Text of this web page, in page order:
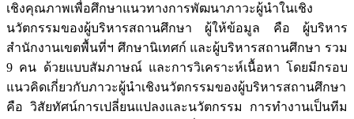
เชิงคุณภาพเพื่อศึกษาแนวทางการพัฒนาภาวะผู้นำในเชิง
นวัตกรรมของผู้บริหารสถานศึกษา ผู้ให้ข้อมูล คือ ผู้บริหาร
สำนักงานเขตพื้นที่ฯ ศึกษานิเทศก์ และผู้บริหารสถานศึกษา รวม
9 คน ด้วยแบบสัมภาษณ์ และการวิเคราะห์เนื้อหา โดยมีกรอบ
แนวคิดเกี่ยวกับภาวะผู้นำเชิงนวัตกรรมของผู้บริหารสถานศึกษา
คือ วิสัยทัศน์การเปลี่ยนแปลงและนวัตกรรม การทำงานเป็นทีม